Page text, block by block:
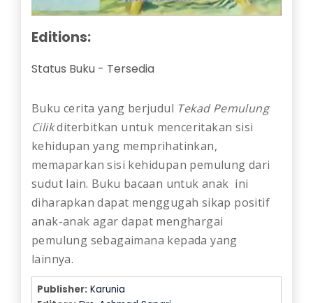
Editions:
Status Buku - Tersedia
Buku cerita yang berjudul Tekad Pemulung
Cilikditerbitkan untuk menceritakan sisi
kehidupan yang memprihatinkan,
memaparkan sisi kehidupan pemulung dari
sudut lain. Buku bacaan untuk anak ini
diharapkan dapat menggugah sikap positif
anak-anak agar dapat menghargai
pemulung sebagaimana kepada yang
lainnya.
Publisher: Karunia